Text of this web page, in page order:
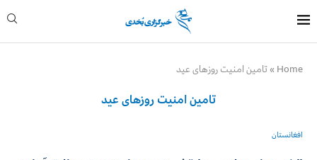
Home
»تامین امنیت روزهای عید
تامین امنیت روزهای عید
افغانستان